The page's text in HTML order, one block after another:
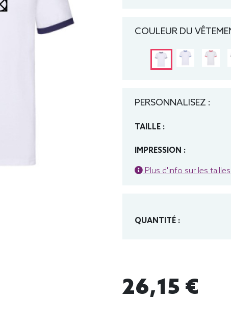
COULEUR DU
PERSONNALISEZ :
TAILLE :
IMPRESSION :
Plus d'info sur les tailles
QUANTITÉ :
26,15 €